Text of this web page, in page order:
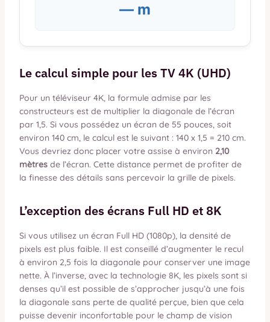
— m
Le calcul simple pour les TV 4K (UHD)
Pour un téléviseur 4K, la formule admise par les
constructeurs est de multiplier la diagonale de l’écran
par 1,5. Si vous possédez un écran de 55 pouces, soit
environ 140 cm, le calcul est le suivant : 140 x 1,5 = 210 cm.
Vous devriez donc placer votre assise à environ 2,10
mètresde l’écran. Cette distance permet de profiter de
la finesse des détails sans percevoir la grille de pixels.
L’exception des écrans Full HD et 8K
Si vous utilisez un écran Full HD (1080p), la densité de
pixels est plus faible. Il est conseillé d’augmenter le recul
à environ 2,5 fois la diagonale pour conserver une image
nette. À l’inverse, avec la technologie 8K, les pixels sont si
denses qu’il est possible de s’approcher jusqu’à une fois
la diagonale sans perte de qualité perçue, bien que cela
puisse devenir inconfortable pour le champ de vision